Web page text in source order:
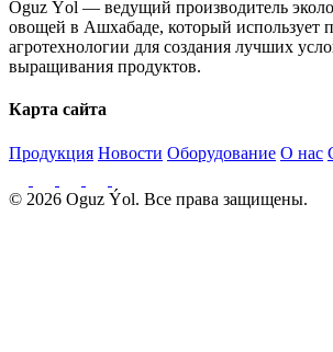
Oguz Ýol — ведущий производитель
овощей в Ашхабаде, который использует
агротехнологии для создания лучших
выращивания продуктов.
Карта сайта
Продукция Новости Оборудование О нас
© 2026 Oguz Ýol. Все права защищены.